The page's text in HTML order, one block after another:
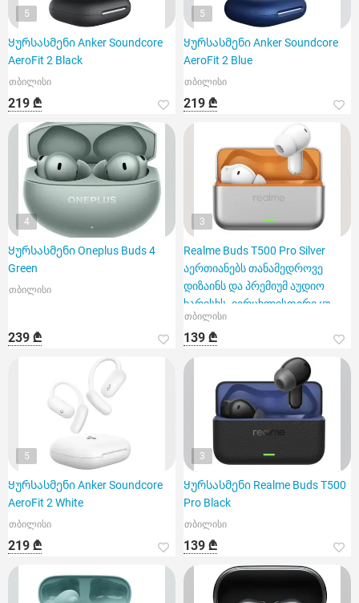
5
Ყურსასმენი Anker Soundcore
AeroFit 2 Black
თბილისი
219 ₾
5
Ყურსასმენი Anker Soundcore
AeroFit 2 Blue
თბილისი
219 ₾
4
Ყურსასმენი Oneplus Buds 4
Green
თბილისი
239 ₾
3
Realme Buds T500 Pro Silver
აერთიანებს თანამედროვე
დიზაინს და პრემიუმ აუდიო
ხარისხს. ვერცხლისფერი ყუ
თბილისი
139 ₾
5
Ყურსასმენი Anker Soundcore
AeroFit 2 White
თბილისი
219 ₾
3
Ყურსასმენი Realme Buds T500
Pro Black
თბილისი
139 ₾